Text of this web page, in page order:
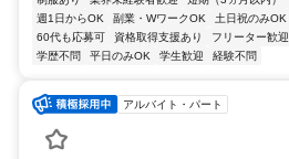
週1日からOK
副業・WワークOK 土日祝のみOK
60代も応募可
資格取得支援あり フリーター歓迎
学歴不問
平日のみOK 学生歓迎 経験不問
アルバイト・パート